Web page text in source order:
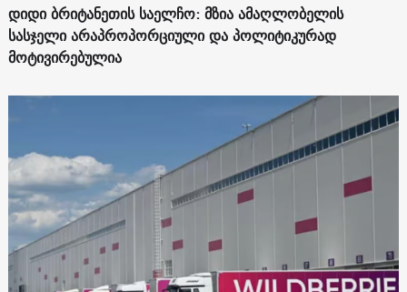
დიდი ბრიტანეთის საელჩო: მზია ამაღლობელის
სასჯელი არაპროპორციული და პოლიტიკურად
მოტივირებულია